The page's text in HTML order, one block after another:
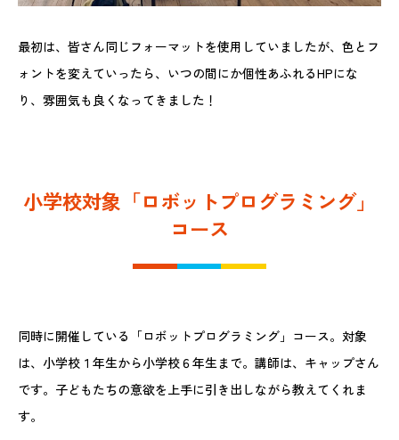
最初は、皆さん同じフォーマットを使用していましたが、色とフ
ォントを変えていったら、いつの間にか個性あふれるHPにな
り、雰囲気も良くなってきました！
小学校対象「ロボットプログラミング」
コース
同時に開催している「ロボットプログラミング」コース。対象
は、小学校１年生から小学校６年生まで。講師は、キャップさん
です。子どもたちの意欲を上手に引き出しながら教えてくれま
す。